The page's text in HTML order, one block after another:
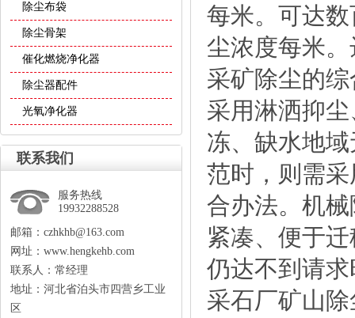
除尘布袋
除尘骨架
催化燃烧净化器
除尘器配件
光氧净化器
联系我们
服务热线
19932288528
邮箱：czhkhb@163.com
网址：www.hengkehb.com
联系人：常经理
地址：河北省泊头市四营乡工业
区
每米。可达
尘浓度每米
采矿除尘的
采用淋洒抑
冻、缺水地
范时，则需
合办法。机
紧凑、便于
仍达不到请
采石厂矿山